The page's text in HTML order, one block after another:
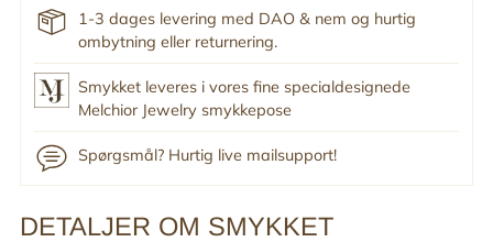
1-3 dages levering med DAO & nem og hurtig
ombytning eller returnering.
Smykket leveres i vores fine specialdesignede
Melchior Jewelry smykkepose
Spørgsmål? Hurtig live mailsupport!
Tilføj
DETALJER OM SMYKKET